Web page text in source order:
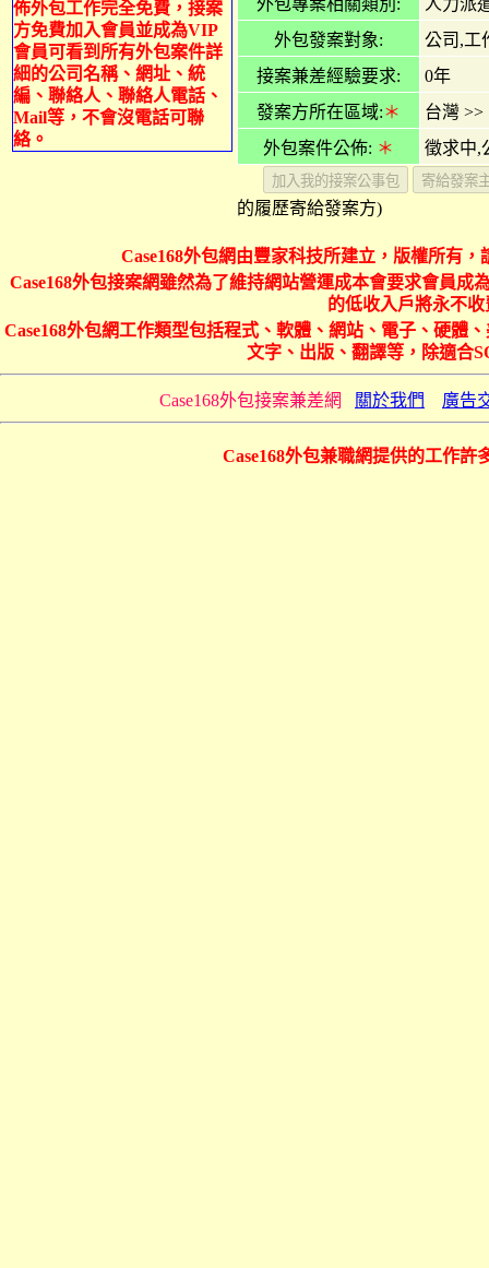
佈外包工作完全免費，接案
方免費加入會員並成為VIP
會員可看到所有外包案件詳
細的公司名稱、網址、統
編、聯絡人、聯絡人電話、
Mail等，不會沒電話可聯
絡。
外包專案相關類別:
人力派
外包發案對象:
公司,工
接案兼差經驗要求:
0年
發案方所在區域:＊ 台灣 >>
外包案件公佈: ＊ 徵求中,
的履歷寄給發案方)
Case168外包網由豐家科技所建立，版權所有
Case168外包接案網雖然為了維持網站營運成本會要求會員
的低收入戶將永不收
Case168外包網工作類型包括程式、軟體、網站、電子、硬體
文字、出版、翻譯等，除適合
Case168外包接案兼差網 關於我們 廣告
Case168外包兼職網提供的工作